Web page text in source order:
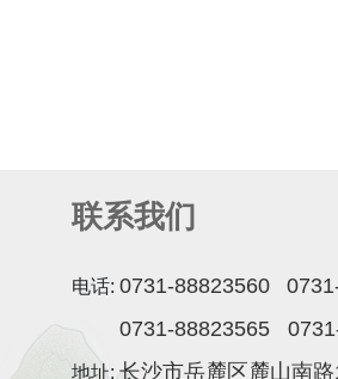
联系我们
电话: 0731-88823560
0731-88823565
地址: 长沙市岳麓区麓山南